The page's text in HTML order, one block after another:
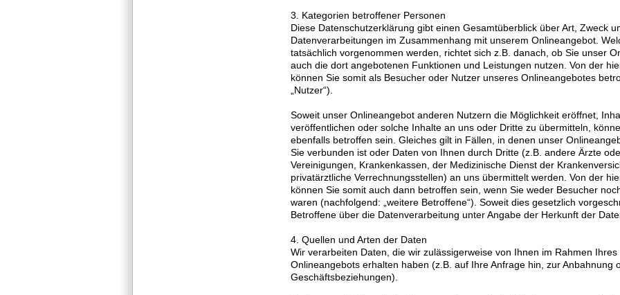
3. Kategorien betroffener Personen
Diese Datenschutzerklärung gibt einen Gesamtüberblick über Art, Zweck
Datenverarbeitungen im Zusammenhang mit unserem Onlineangebot.
tatsächlich vorgenommen werden, richtet sich z.B. danach, ob Sie unser
auch die dort angebotenen Funktionen und Leistungen nutzen. Von der
können Sie somit als Besucher oder Nutzer unseres Onlineangebotes
„Nutzer“).
Soweit unser Onlineangebot anderen Nutzern die Möglichkeit eröffnet,
veröffentlichen oder solche Inhalte an uns oder Dritte zu übermitteln,
ebenfalls betroffen sein. Gleiches gilt in Fällen, in denen unser
Sie verbunden ist oder Daten von Ihnen durch Dritte (z.B. andere Ärzte
Vereinigungen, Krankenkassen, der Medizinische Dienst der
privatärztliche Verrechnungsstellen) an uns übermittelt werden. Von der
können Sie somit auch dann betroffen sein, wenn Sie weder Besucher
waren (nachfolgend: „weitere Betroffene“). Soweit dies gesetzlich
Betroffene über die Datenverarbeitung unter Angabe der Herkunft der
4. Quellen und Arten der Daten
Wir verarbeiten Daten, die wir zulässigerweise von Ihnen im Rahmen
Onlineangebots erhalten haben (z.B. auf Ihre Anfrage hin, zur Anbahnung
Geschäftsbeziehungen).